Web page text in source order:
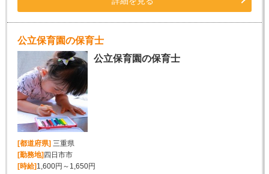
公立保育園の保育士
公立保育園の保育士
[都道府県]三重県
[勤務地]四日市市
[時給]1,600円～1,650円